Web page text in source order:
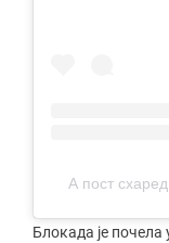
А пост
Блокада је почела